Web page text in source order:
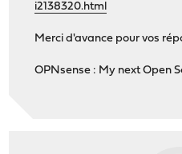
i2138320.html
Merci d'avance pour vos
OPNsense : My next Open